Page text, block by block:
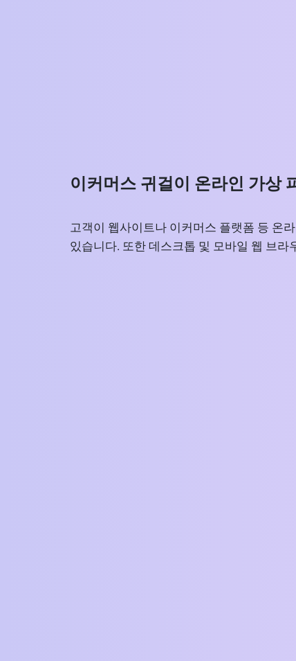
이커머스 귀걸이 온라인 가상
고객이 웹사이트나 이커머스 플랫폼 등 온
있습니다. 또한 데스크톱 및 모바일 웹 브라